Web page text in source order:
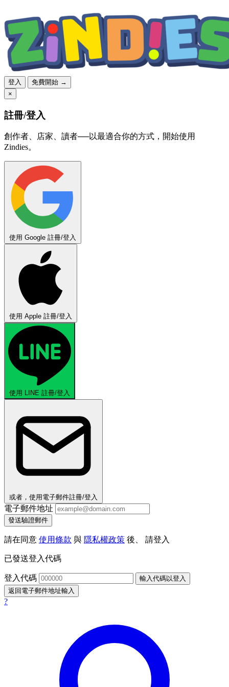
登入
免費開始 →
×
註冊/登入
創作者、店家、讀者──以最適合你的方式，開始使用
Zindies。
使用 Google 註冊/登入
使用 Apple 註冊/登入
使用 LINE 註冊/登入
或者，使用電子郵件註冊/登入
電子郵件地址
發送驗證郵件
請在同意 使用條款 與 隱私權政策 後、 請登入
已發送登入代碼
登入代碼
輸入代碼以登入
返回電子郵件地址輸入
?